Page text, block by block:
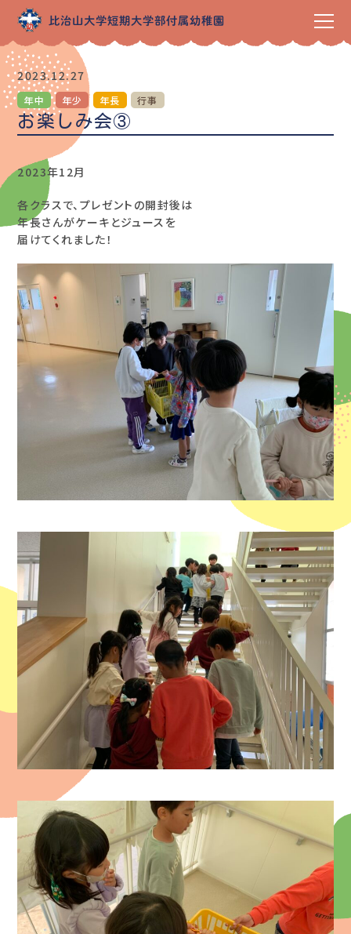
2023.12.27
年中 年少 年長 行事
お楽しみ会③
2023年12月
各クラスで、プレゼントの開封後は
年長さんがケーキとジュースを
届けてくれました！